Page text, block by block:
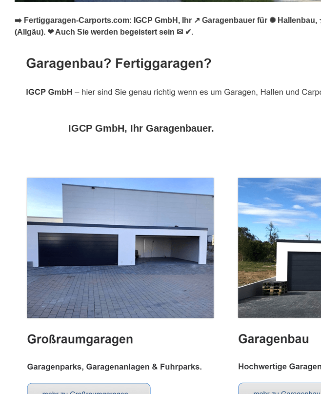
➡️ Fertiggaragen-Carports.com: IGCP GmbH, Ihr ↗️ Garagenbauer für ✺
(Allgäu). ❤ Auch Sie werden begeistert sein ✉ ✔.
IGCP GmbH, Ihr Garagenbauer.